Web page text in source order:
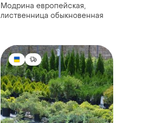
Модрина европейская,
лиственница обыкновенная